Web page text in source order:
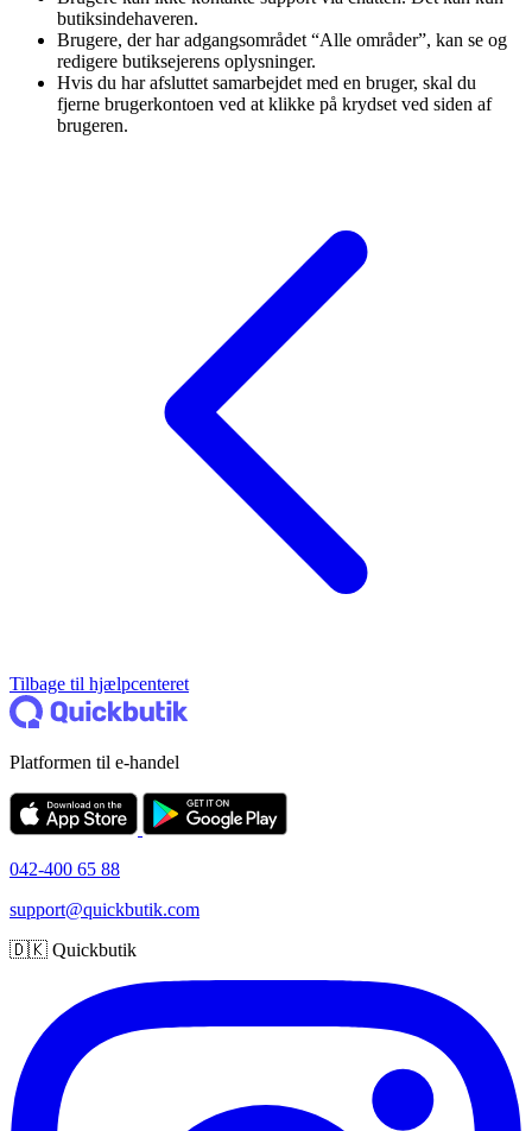
butiksindehaveren.
Brugere, der har adgangsområdet “Alle områder”, kan se og
redigere butiksejerens oplysninger.
Hvis du har afsluttet samarbejdet med en bruger, skal du
fjerne brugerkontoen ved at klikke på krydset ved siden af
brugeren.
Tilbage til hjælpcenteret
Platformen til e-handel
042-400 65 88
support@quickbutik.com
🇩🇰 Quickbutik